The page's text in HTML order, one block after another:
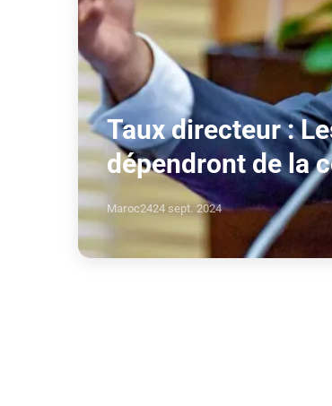
Taux directeur :
dépendront de la
Maroc2424 sept. 2024